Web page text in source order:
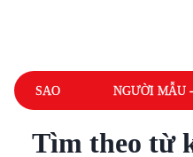
SAO NGƯỜI MẪU
Tìm theo từ